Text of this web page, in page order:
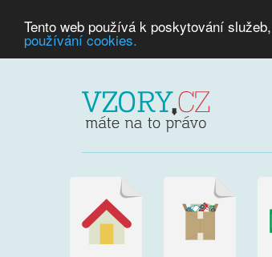
Tento web používá k poskytování
používání cookies.